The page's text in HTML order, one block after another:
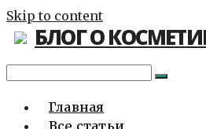
Skip to content
БЛОГ О
Главная
Все статьи